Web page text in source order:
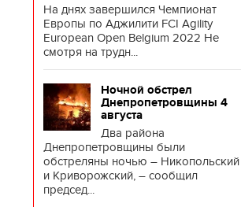
На днях завершился Чемпионат
Европы по Аджилити FCI Agility
European Open Belgium 2022 Не
смотря на трудн...
Ночной обстрел
Днепропетровщины 4
августа
Два района
Днепропетровщины были
обстреляны ночью – Никопольский
и Криворожский, – сообщил
председ...